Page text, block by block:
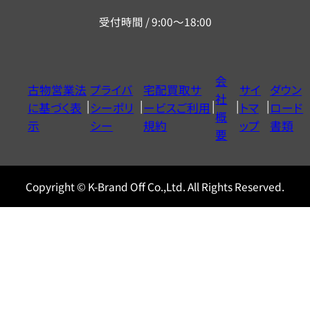
ー
ヤ
ル
0120604117
受付時間 / 9:00～18:00
古物営業法
に基づく表
示
プライバ
シーポリ
シー
宅配買取サ
ービスご利用
規約
会
社
概
要
サイ
トマ
ップ
ダウン
ロード
書類
Copyright © K-Brand Off Co.,Ltd. All Rights Reserved.